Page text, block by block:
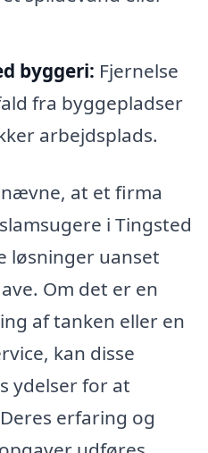
byggeri: Fjernelse
fra byggepladser
arbejdsplads.
at et firma
i Tingsted
løsninger uanset
Om det er en
af tanken eller en
kan disse
ydelser for at
erfaring og